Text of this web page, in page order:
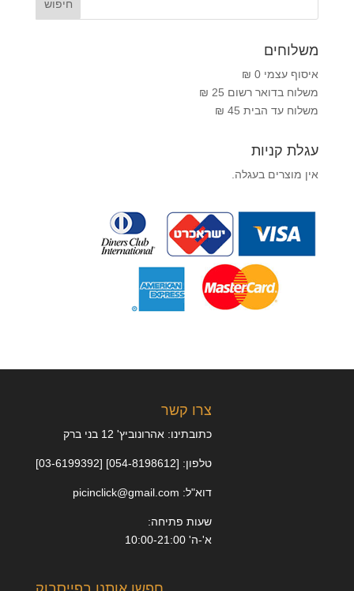
משלוחים
איסוף עצמי 0 ₪
משלוח בדואר רשום 25 ₪
משלוח עד הבית 45 ₪
עגלת קניות
אין מוצרים בעגלה.
צרו קשר
כתובתינו: אהרונוביץ' 12 בני ברק
טלפון: [054-8198612] [03-6199392]
דוא"ל: picinclick@gmail.com
שעות פתיחה:
א'-ה' 10:00-21:00